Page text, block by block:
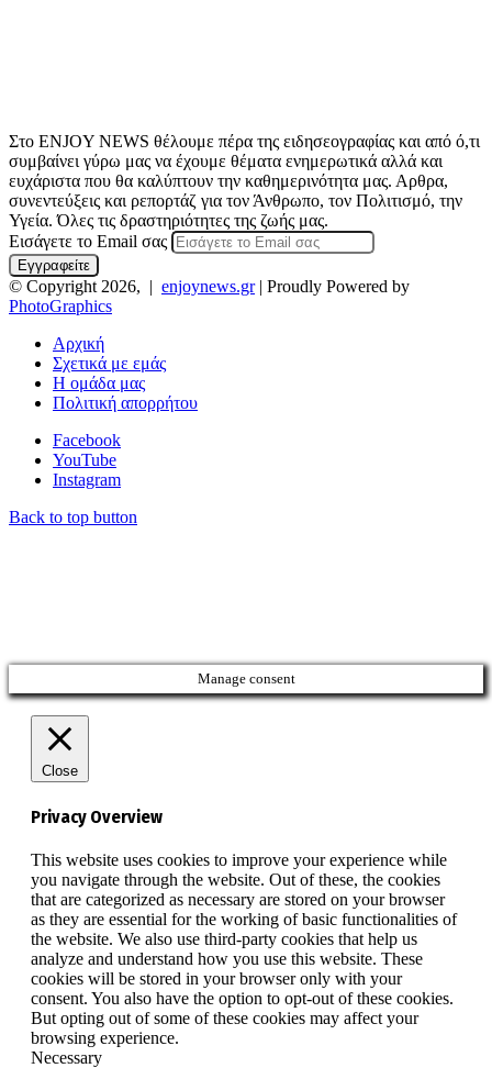
Στο ENJOY NEWS θέλουμε πέρα της ειδησεογραφίας και από ό,τι
συμβαίνει γύρω μας να έχουμε θέματα ενημερωτικά αλλά και
ευχάριστα που θα καλύπτουν την καθημερινότητα μας. Αρθρα,
συνεντεύξεις και ρεπορτάζ για τον Άνθρωπο, τον Πολιτισμό, την
Υγεία. Όλες τις δραστηριότητες της ζωής μας.
Εισάγετε το Email σας
© Copyright 2026, | enjoynews.gr| Proudly Powered by
PhotoGraphics
Αρχική
Σχετικά με εμάς
Η ομάδα μας
Πολιτική απορρήτου
Facebook
YouTube
Instagram
Back to top button
Manage consent
Close
Privacy Overview
This website uses cookies to improve your experience while
you navigate through the website. Out of these, the cookies
that are categorized as necessary are stored on your browser
as they are essential for the working of basic functionalities of
the website. We also use third-party cookies that help us
analyze and understand how you use this website. These
cookies will be stored in your browser only with your
consent. You also have the option to opt-out of these cookies.
But opting out of some of these cookies may affect your
browsing experience.
Necessary